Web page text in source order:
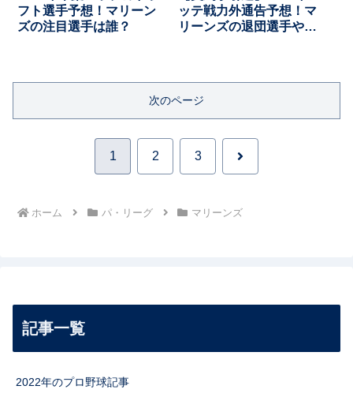
フト選手予想！マリーン
ズの注目選手は誰？
ッテ戦力外通告予想！マ
リーンズの退団選手や自
次のページ
1 2 3 次
ホーム パ・リーグ マリーンズ
記事一覧
2022年のプロ野球記事